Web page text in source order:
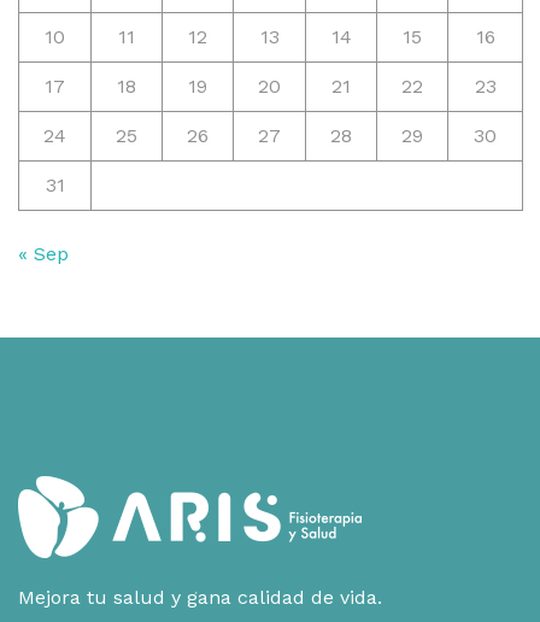
10 11 12 13 14 15 16
17 18 19 20 21 22 23
24 25 26 27 28 29 30
31
« Sep
Mejora tu salud y gana calidad de vida.